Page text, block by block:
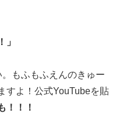
もふもふえんのきゅー
すよ！公式YouTubeを貼
！！！